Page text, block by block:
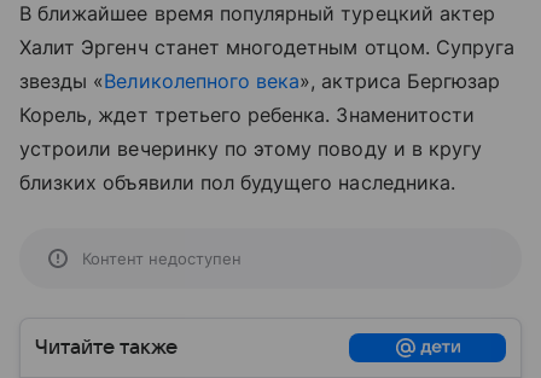
В ближайшее время популярный турецкий актер
Халит Эргенч станет многодетным отцом. Супруга
звезды «Великолепного века», актриса Бергюзар
Корель, ждет третьего ребенка. Знаменитости
устроили вечеринку по этому поводу и в кругу
близких объявили пол будущего наследника.
Контент недоступен
Читайте также